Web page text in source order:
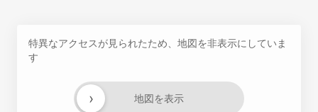
特異なアクセスが見られたため、地図を非表示にしていま
す
地図を表示
›